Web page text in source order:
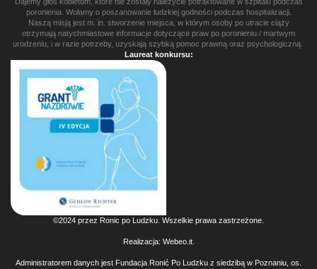
poronienia. Wołamy o poszanowanie ludzkiej godności podczas hospitalizacji.
Naszą misją jest m. in. stworzenie miejsca, w którym osoby po utracie ciąży
otrzymają natychmiastowe informacje dotyczące praw po poronieniu / martwym
urodzeniu, i w razie potrzeby, uzyskają szybką pomoc prawną oraz psychologiczną.
Laureat konkursu:
©2024 przez Ronic po Ludzku. Wszelkie prawa zastrzeżone.
Realizacja: Webeo.it.
Administratorem danych jest Fundacja Ronić Po Ludzku z siedzibą w Poznaniu, os.